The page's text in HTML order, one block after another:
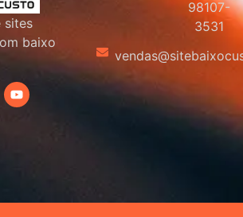
sites
baixo
98107-
3531